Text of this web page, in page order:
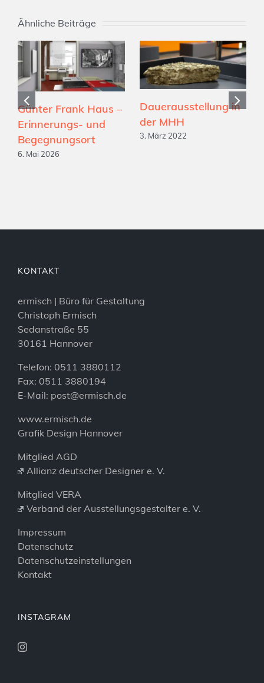
Ähnliche Beiträge
Günter Frank Haus –
Erinnerungs- und
Begegnungsort
6. Mai 2026
Dauerausstellung in
der MHH
3. März 2022
KONTAKT
ermisch | Büro für Gestaltung
Christoph Ermisch
Sedanstraße 55
30161 Hannover
Telefon: 0511 3880112
Fax: 0511 3880194
E-Mail: post@ermisch.de
www.ermisch.de
Grafik Design Hannover
Mitglied AGD
Allianz deutscher Designer e. V.
Mitglied VERA
Verband der Ausstellungsgestalter e. V.
Impressum
Datenschutz
Datenschutzeinstellungen
Kontakt
INSTAGRAM